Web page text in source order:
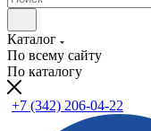
Каталог
По всему сайту
По каталогу
+7 (342) 206-04-22